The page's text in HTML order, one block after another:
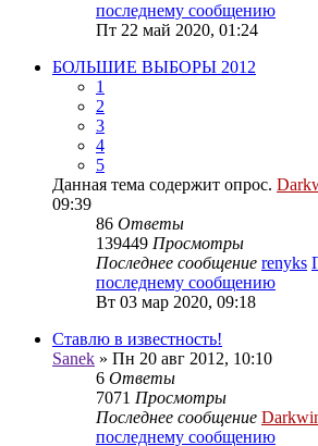
последнему сообщению
Пт 22 май 2020, 01:24
БОЛЬШИЕ ВЫБОРЫ 2012
1
2
3
4
5
Данная тема содержит опрос.
09:39
86 Ответы
139449 Просмотры
Последнее сообщение renyks
последнему сообщению
Вт 03 мар 2020, 09:18
Ставлю в известность!
Sanek » Пн 20 авг 2012, 10:10
6 Ответы
7071 Просмотры
Последнее сообщение
последнему сообщению